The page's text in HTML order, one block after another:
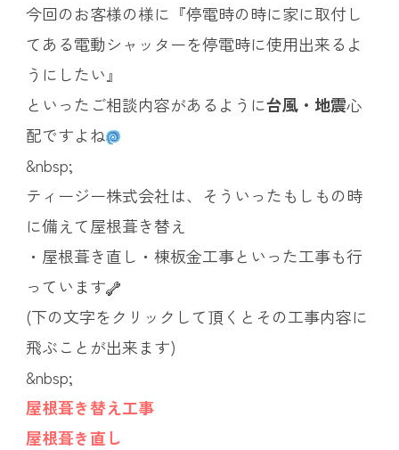
今回のお客様の様に『停電時の時に家に取付し
てある電動シャッターを停電時に使用出来るよ
うにしたい』
といったご相談内容があるように台風・地震心
配ですよね
&nbsp;
ティージー株式会社は、そういったもしもの時
に備えて屋根葺き替え
・屋根葺き直し・棟板金工事といった工事も行
っています
(下の文字をクリックして頂くとその工事内容に
飛ぶことが出来ます)
&nbsp;
屋根葺き替え工事
屋根葺き直し